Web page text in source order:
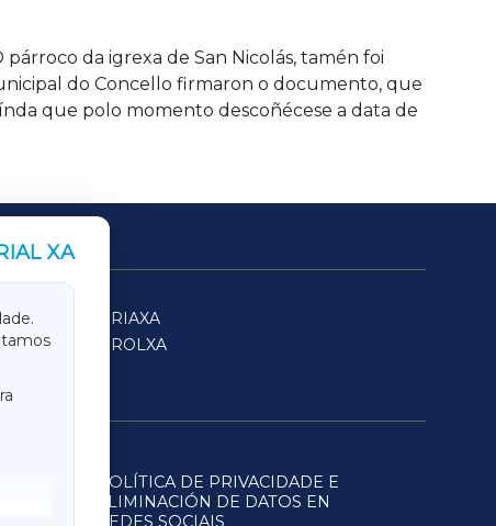
da igrexa de San Nicolás, tamén foi
do Concello firmaron o documento, que
que polo momento descoñécese a data de
XA
SARRIAXA
FERROLXA
POLÍTICA DE PRIVACIDADE E
ELIMINACIÓN DE DATOS EN
REDES SOCIAIS